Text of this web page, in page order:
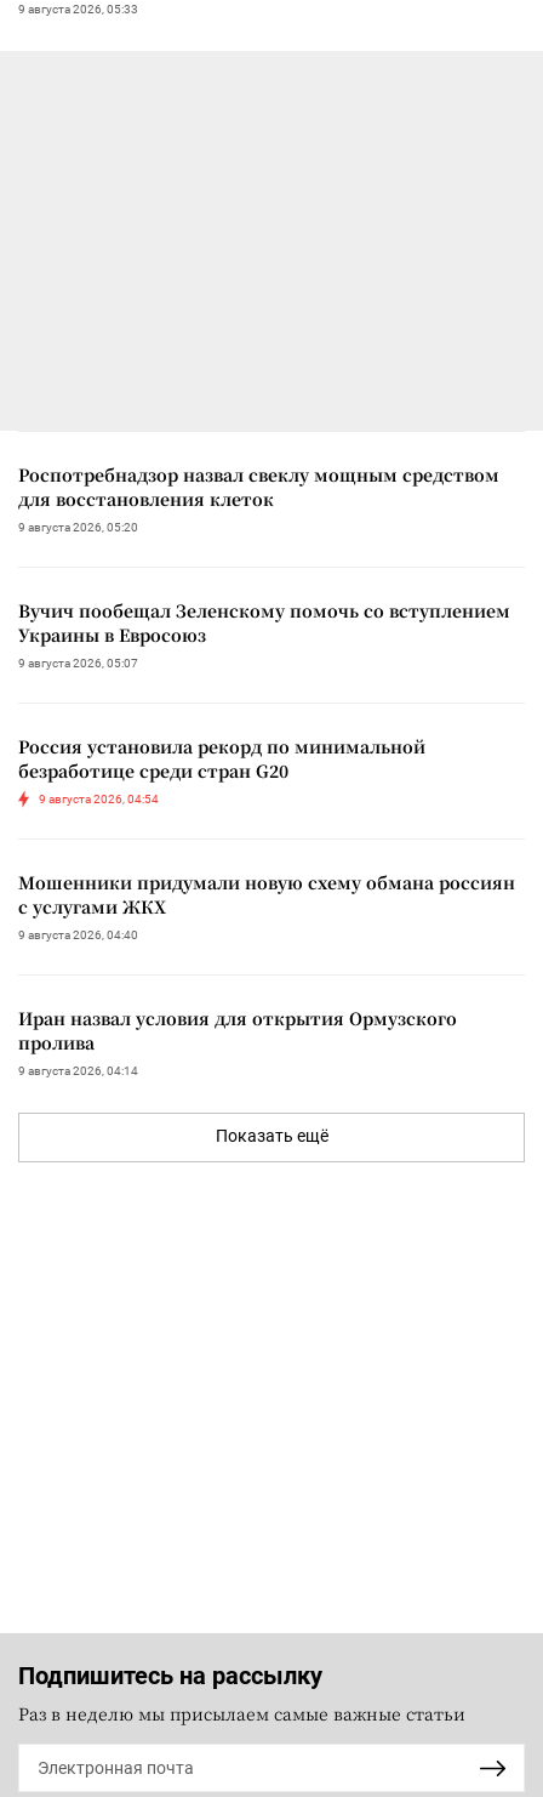
9 августа 2026, 05:33
Роспотребнадзор назвал свеклу мощным средством
для восстановления клеток
9 августа 2026, 05:20
Вучич пообещал Зеленскому помочь со вступлением
Украины в Евросоюз
9 августа 2026, 05:07
Россия установила рекорд по минимальной
безработице среди стран G20
9 августа 2026, 04:54
Мошенники придумали новую схему обмана россиян
с услугами ЖКХ
9 августа 2026, 04:40
Иран назвал условия для открытия Ормузского
пролива
9 августа 2026, 04:14
Показать ещё
Подпишитесь на рассылку
Раз в неделю мы присылаем самые важные статьи